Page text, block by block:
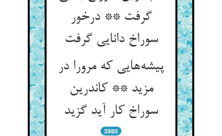
گرفت ** درخور
سوراخ دانایی گرفت
پیشه‌هایی که مرورا در
مزید ** کاندرین
سوراخ کار آید گزید
3980